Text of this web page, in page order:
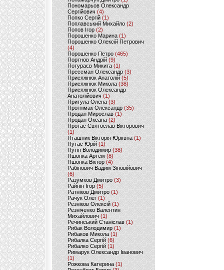
Пономарьов Олександр
Сергійович(4)
Попко Сергій (1)
Поплавський Михайло (2)
Попов Ігор(2)
Порошенко Марина (1)
Порошенко Олексій Петрович
(4)
Порошенко Петро (465)
Портнов Андрій (9)
Потураєв Микита(1)
Прессман Олександр(3)
Присяжнюк Анатолій (5)
Присяжнюк Микола (38)
Присяжнюк Олександр
Анатолійович (1)
Притула Олена (3)
Прогнімак Олександр(35)
Продан Мирослав(1)
Продан Оксана (2)
Протас Святослав Вікторович
(1)
Пташник Вікторія Юріївна (1)
Путас Юрій (1)
Путін Володимир(38)
Пшонка Артем (8)
Пшонка Віктор(4)
Рабінович Вадим Зіновійович
(6)
Разумков Дмитро (3)
Райнін Ігор(5)
Ратніков Дмитро (1)
Рачук Олег (1)
Резніков Олексій(1)
Резніченко Валентин
Михайлович (1)
Речинський Станіслав (1)
Рибак Володимир(1)
Рибаков Микола(1)
Рибалка Сергій (6)
Рибалко Сергій (1)
Римарук Олександр Іванович
(1)
Рожкова Катерина(1)